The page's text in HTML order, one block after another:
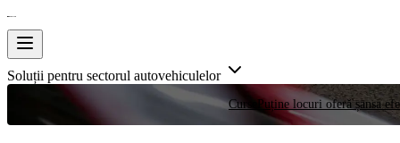
Soluții pentru sectorul autovehiculelor
Curse Puține locuri oferă șansa